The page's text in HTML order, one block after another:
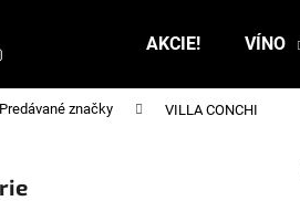
AKCIE! VÍNO
Predávané značky VILLA CONCHI